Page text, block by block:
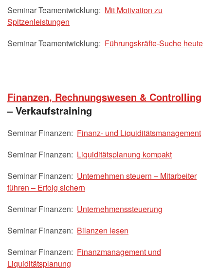
Seminar Teamentwicklung: Mit Motivation zu
Spitzenleistungen
Seminar Teamentwicklung: Führungskräfte-Suche heute
Finanzen, Rechnungswesen & Controlling
– Verkaufstraining
Seminar Finanzen: Finanz- und Liquiditätsmanagement
Seminar Finanzen: Liquiditätsplanung kompakt
Seminar Finanzen: Unternehmen steuern – Mitarbeiter
führen – Erfolg sichern
Seminar Finanzen: Unternehmenssteuerung
Seminar Finanzen: Bilanzen lesen
Seminar Finanzen: Finanzmanagement und
Liquiditätsplanung